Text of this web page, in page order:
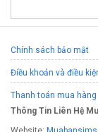
Chính sách bảo mật
Điều khoản và điều
Thanh toán mua hàng
Thông Tin Liên Hệ